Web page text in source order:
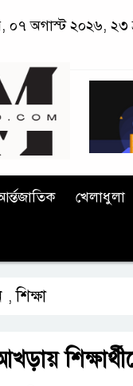
০৭ অগাস্ট ২০২৬, ২৩
খেলাধুলা
,শিক্ষা